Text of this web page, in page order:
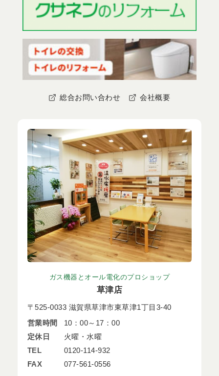
総合お問い合わせ 会社概要
ガス機器とオール電化のプロショップ
草津店
〒525-0033 滋賀県草津市東草津1丁目3-40
営業時間
10：00～17：00
定休日
火曜・水曜
TEL
0120-114-932
FAX
077-561-0556